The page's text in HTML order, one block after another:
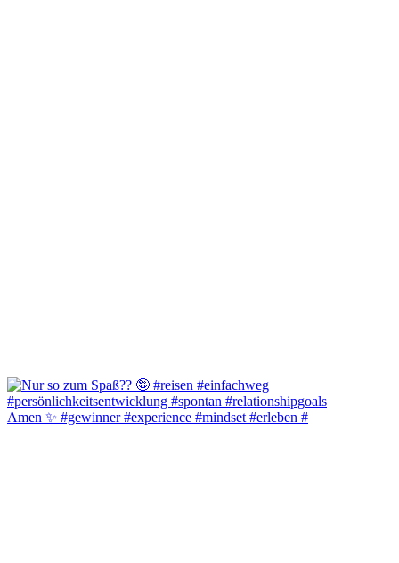
Amen ✨️ #gewinner #experience #mindset #erleben #